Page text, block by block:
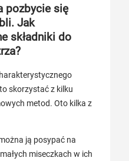
pozbycie się
Jak
składniki do
skorzystać z kilku
metod. Oto kilka z
ją posypać na
miseczkach w ich